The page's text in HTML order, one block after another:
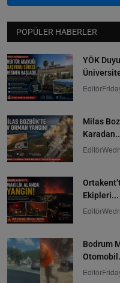
POPÜLER HABERLER
YÖK
Editör
Milas
Editör
Ekipleri...
Editör
Bodrum
Editör